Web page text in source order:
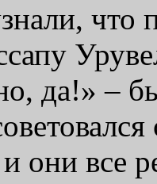
что
да!» –
они все